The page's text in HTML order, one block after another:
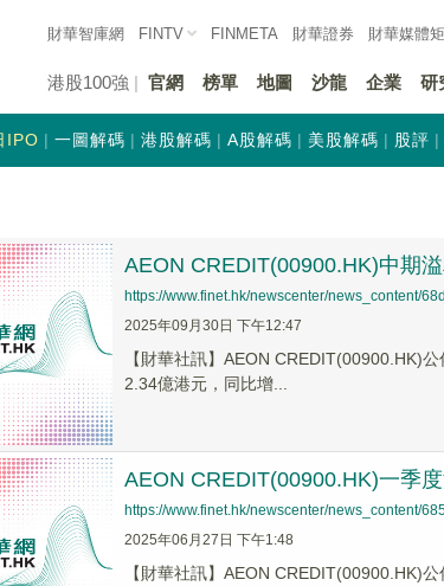
財華智庫網 FINTV FINMETA 財華證券 財華媒體
港股100強 官網 榜單 地圖 沙龍 企業 研
IPO 一圖解碼 港股解碼 A股解碼 美股解碼 股評
AEON CREDIT(00900.HK)中期
https://www.finet.hk/newscenter/news_content/
2025年09月30日 下午12:47
【財華社訊】AEON CREDIT(00900.HK)
2.34億港元，同比增...
AEON CREDIT(00900.HK)一季
https://www.finet.hk/newscenter/news_content/
2025年06月27日 下午1:48
【財華社訊】AEON CREDIT(00900.HK)